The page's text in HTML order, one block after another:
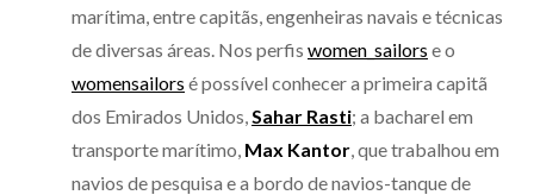
marítima, entre capitãs, engenheiras navais e técnicas
de diversas áreas. Nos perfis women_sailors e o
womensailors é possível conhecer a primeira capitã
dos Emirados Unidos, Sahar Rasti; a bacharel em
transporte marítimo, Max Kantor , que trabalhou em
navios de pesquisa e a bordo de navios-tanque de